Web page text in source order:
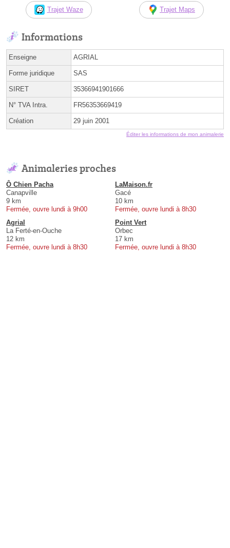
Trajet Waze Trajet Maps
Informations
Enseigne AGRIAL
Forme juridique SAS
SIRET 35366941901666
N° TVA Intra. FR56353669419
Création 29 juin 2001
Éditer les informations de mon animalerie
Animaleries proches
Ô Chien Pacha
Canapville
9 km
Fermée, ouvre lundi à 9h00
LaMaison.fr
Gacé
10 km
Fermée, ouvre lundi à 8h30
Agrial
La Ferté-en-Ouche
12 km
Fermée, ouvre lundi à 8h30
Point Vert
Orbec
17 km
Fermée, ouvre lundi à 8h30